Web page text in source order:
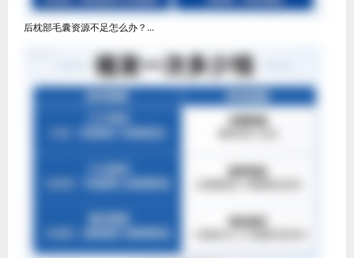
后枕部毛囊资源不足怎么办？...